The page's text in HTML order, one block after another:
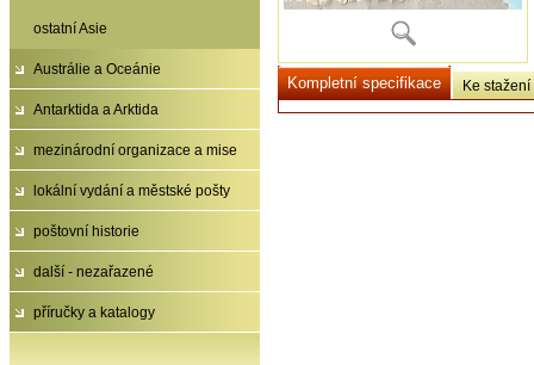
ostatní Asie
Austrálie a Oceánie
Antarktida a Arktida
mezinárodní organizace a mise
lokální vydání a městské pošty
poštovní historie
další - nezařazené
příručky a katalogy
Kompletní specifikace Ke stažení